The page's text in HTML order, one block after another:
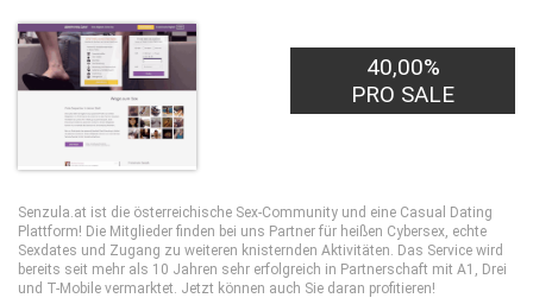
40,00%
PRO SALE
Senzula.at ist die österreichische Sex-Community und eine Casual Dating
Plattform! Die Mitglieder finden bei uns Partner für heißen Cybersex, echte
Sexdates und Zugang zu weiteren knisternden Aktivitäten. Das Service wird
bereits seit mehr als 10 Jahren sehr erfolgreich in Partnerschaft mit A1, Drei
und T-Mobile vermarktet. Jetzt können auch Sie daran profitieren!